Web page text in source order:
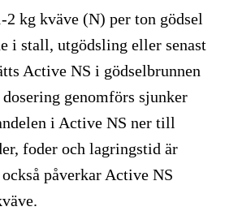
kg kväve (N) per ton gödsel
i stall, utgödsling eller senast
Active NS i gödselbrunnen
genomförs sjunker
i Active NS ner till
foder och lagringstid är
påverkar Active NS